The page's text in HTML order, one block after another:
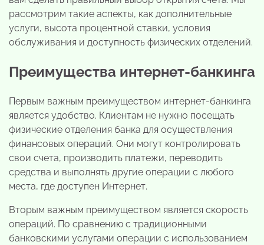
рассмотрим такие аспекты, как дополнительные
услуги, высота процентной ставки, условия
обслуживания и доступность физических отделений.
Преимущества интернет-банкинга
Первым важным преимуществом интернет-банкинга
является удобство. Клиентам не нужно посещать
физические отделения банка для осуществления
финансовых операций. Они могут контролировать
свои счета, производить платежи, переводить
средства и выполнять другие операции с любого
места, где доступен Интернет.
Вторым важным преимуществом является скорость
операций. По сравнению с традиционными
банковскими услугами операции с использованием